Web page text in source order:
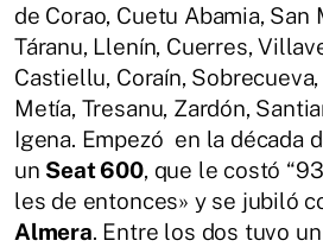
de Corao, Cuetu Abamia, San
Táranu, Llenín, Cuerres,
Castiellu, Coraín, Sobrecueva,
Metía, Tresanu, Zardón,
Igena. Empezó en la década
un Seat 600, que le costó
les de entonces» y se jubiló
Almera. Entre los dos tuvo